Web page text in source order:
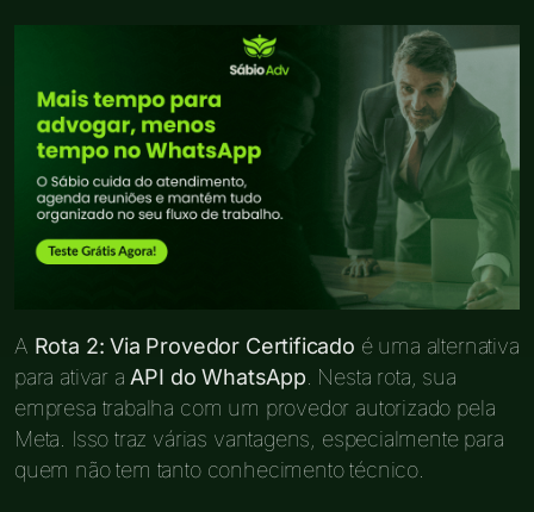
A Rota 2: Via Provedor Certificado é uma alternativa
para ativar a API do WhatsApp . Nesta rota, sua
empresa trabalha com um provedor autorizado pela
Meta. Isso traz várias vantagens, especialmente para
quem não tem tanto conhecimento técnico.